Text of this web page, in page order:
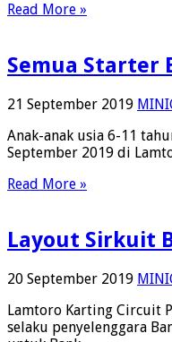
Read More »
Semua Starter
21 September 2019
Anak-anak usia 6-11
September 2019 di
Read More »
Layout Sirkuit
20 September 2019
Lamtoro Karting Circuit
selaku penyelenggara